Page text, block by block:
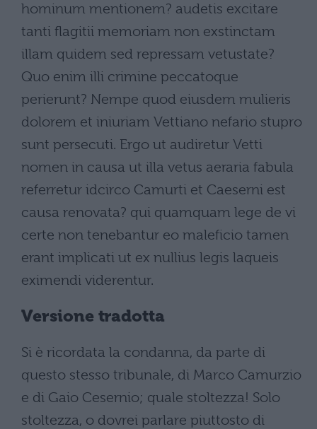
hominum mentionem? audetis excitare
tanti flagitii memoriam non exstinctam
illam quidem sed repressam vetustate?
Quo enim illi crimine peccatoque
perierunt? Nempe quod eiusdem mulieris
dolorem et iniuriam Vettiano nefario stupro
sunt persecuti. Ergo ut audiretur Vetti
nomen in causa ut illa vetus aeraria fabula
referretur idcirco Camurti et Caeserni est
causa renovata? qui quamquam lege de vi
certe non tenebantur eo maleficio tamen
erant implicati ut ex nullius legis laqueis
eximendi viderentur.
Versione tradotta
Si è ricordata la condanna, da parte di
questo stesso tribunale, di Marco Camurzio
e di Gaio Cesernio; quale stoltezza! Solo
stoltezza, o dovrei parlare piuttosto di